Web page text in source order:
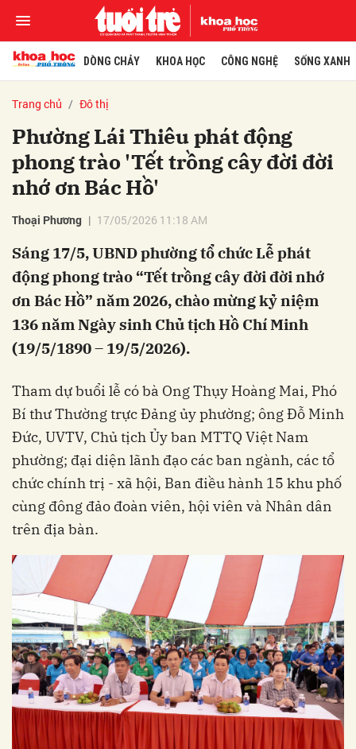
DÒNG CHẢY KHOA HỌC CÔNG NGHỆ SỐNG XANH
Trang chủ Đô thị
Phường Lái Thiêu phát động
phong trào 'Tết trồng cây đời đời
nhớ ơn Bác Hồ'
Thoại Phương 17/05/2026 11:18 AM
Sáng 17/5, UBND phường tổ chức Lễ phát
động phong trào “Tết trồng cây đời đời nhớ
ơn Bác Hồ” năm 2026, chào mừng kỷ niệm
136 năm Ngày sinh Chủ tịch Hồ Chí Minh
(19/5/1890 – 19/5/2026).
Tham dự buổi lễ có bà Ong Thụy Hoàng Mai, Phó
Bí thư Thường trực Đảng ủy phường; ông Đỗ Minh
Đức, UVTV, Chủ tịch Ủy ban MTTQ Việt Nam
phường; đại diện lãnh đạo các ban ngành, các tổ
chức chính trị - xã hội, Ban điều hành 15 khu phố
cùng đông đảo đoàn viên, hội viên và Nhân dân
trên địa bàn.